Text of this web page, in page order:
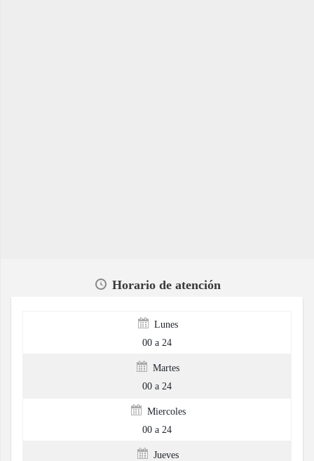
Horario de atención
Lunes
00 a 24
Martes
00 a 24
Miercoles
00 a 24
Jueves